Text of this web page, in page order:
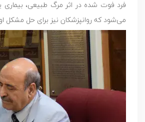
فرد فوت شده در اثر مرگ طبیعی، بیماری
می‌شود که روانپزشکان نیز برای حل مشکل